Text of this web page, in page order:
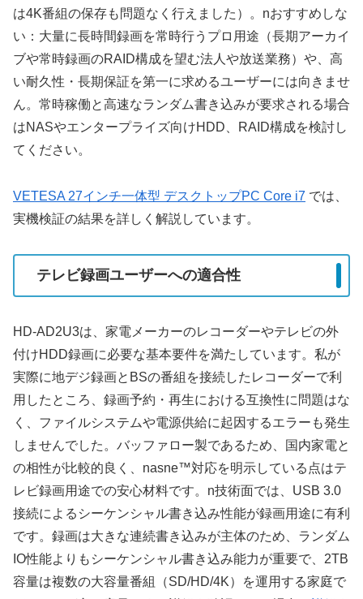
は4K番組の保存も問題なく行えました）。nおすすめしな
い：大量に長時間録画を常時行うプロ用途（長期アーカイ
ブや常時録画のRAID構成を望む法人や放送業務）や、高
い耐久性・長期保証を第一に求めるユーザーには向きませ
ん。常時稼働と高速なランダム書き込みが要求される場合
はNASやエンタープライズ向けHDD、RAID構成を検討し
てください。
VETESA 27インチ一体型 デスクトップPC Core i7 では、
実機検証の結果を詳しく解説しています。
テレビ録画ユーザーへの適合性
HD-AD2U3は、家電メーカーのレコーダーやテレビの外
付けHDD録画に必要な基本要件を満たしています。私が
実際に地デジ録画とBSの番組を接続したレコーダーで利
用したところ、録画予約・再生における互換性に問題はな
く、ファイルシステムや電源供給に起因するエラーも発生
しませんでした。バッファロー製であるため、国内家電と
の相性が比較的良く、nasne™対応を明示している点はテ
レビ録画用途での安心材料です。n技術面では、USB 3.0
接続によるシーケンシャル書き込み性能が録画用途に有利
です。録画は大きな連続書き込みが主体のため、ランダム
IO性能よりもシーケンシャル書き込み能力が重要で、2TB
容量は複数の大容量番組（SD/HD/4K）を運用する家庭で